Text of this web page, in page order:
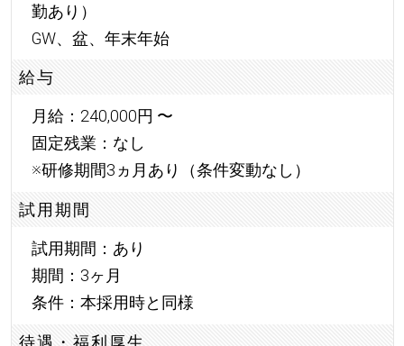
勤あり）
GW、盆、年末年始
給与
月給：240,000円 〜
固定残業：なし
※研修期間3ヵ月あり（条件変動なし）
試用期間
試用期間：あり
期間：3ヶ月
条件：本採用時と同様
待遇・福利厚生